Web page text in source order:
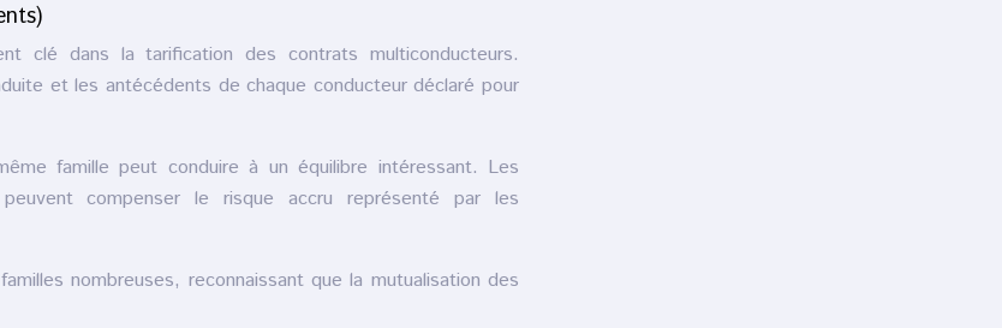
clé dans la tarification des contrats multiconducteurs.
et les antécédents de chaque conducteur déclaré pour
famille peut conduire à un équilibre intéressant. Les
compenser le risque accru représenté par les
nombreuses, reconnaissant que la mutualisation des